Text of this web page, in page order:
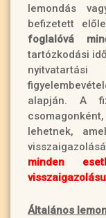
lemondás
befizetett
foglalóvá
tartózkodási
alapján. A
lehetnek,
minden
Általános